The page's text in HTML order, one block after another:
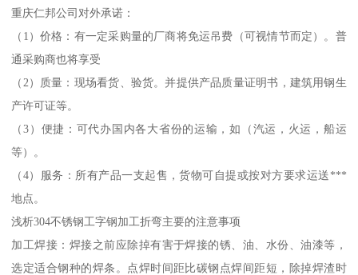
重庆仁邦公司对外承诺：
（1）价格：有一定采购量的厂商将免运吊费（可视情节而定）。普
通采购商也将享受
（2）质量：现场看货、验货。并提供产品质量证明书，建筑用钢生
产许可证等。
（3）便捷：可代办国内各大省份的运输，如（汽运，火运，船运
等）。
（4）服务：所有产品一支起售，货物可自提或按对方要求运送***
地点。
浅析304不锈钢工字钢加工折弯主要的注意事项
加工焊接：焊接之前应除掉有害于焊接的锈、油、水份、油漆等，
选定适合钢种的焊条。点焊时间距比碳钢点焊间距短，除掉焊渣时